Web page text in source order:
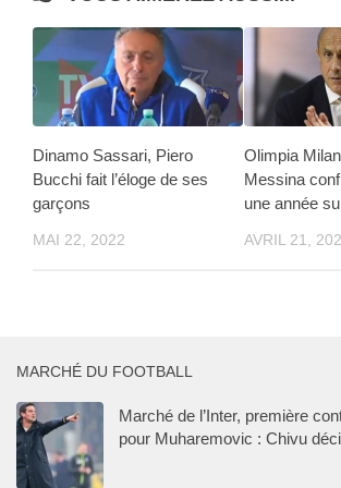
Dinamo Sassari, Piero
Bucchi fait l’éloge de ses
garçons
MAI 22, 2022
Olimpia
Messina
une année
AVRIL 21,
MARCHÉ DU FOOTBALL
Marché de l’Inter, première
pour Muharemovic : Chivu